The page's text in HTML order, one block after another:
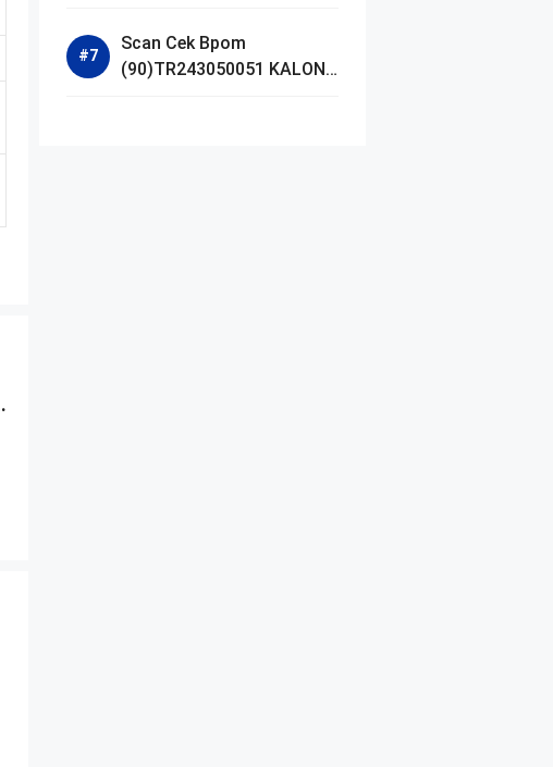
Acne Sunscreen
Moisturiser SPF 35
Scan Cek Bpom
(90)TR243050051 KALON